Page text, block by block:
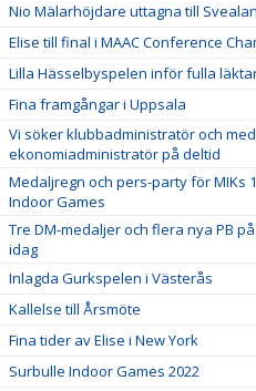
Nio Mälarhöjdare uttagna till
Elise till final i MAAC Conference
Lilla Hässelbyspelen inför fulla
Fina framgångar i Uppsala
Vi söker klubbadministratör och
ekonomiadministratör på deltid
Medaljregn och pers-party för MIKs
Indoor Games
Tre DM-medaljer och flera nya PB
idag
Inlagda Gurkspelen i Västerås
Kallelse till Årsmöte
Fina tider av Elise i New York
Surbulle Indoor Games 2022